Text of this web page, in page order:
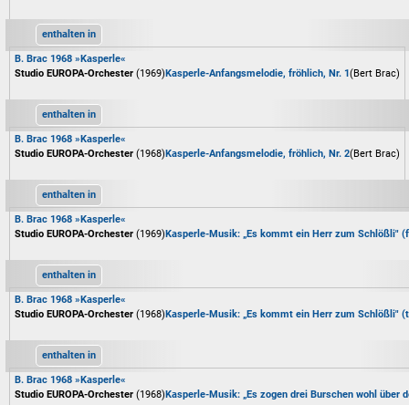
enthalten in
B. Brac 1968 »Kasperle«
Studio EUROPA-Orchester (1969)Kasperle-Anfangsmelodie, fröhlich, Nr. 1(Bert Brac)
enthalten in
B. Brac 1968 »Kasperle«
Studio EUROPA-Orchester (1968)Kasperle-Anfangsmelodie, fröhlich, Nr. 2(Bert Brac)
enthalten in
B. Brac 1968 »Kasperle«
Studio EUROPA-Orchester (1969)Kasperle-Musik: „Es kommt ein Herr zum Schlößli"
enthalten in
B. Brac 1968 »Kasperle«
Studio EUROPA-Orchester (1968)Kasperle-Musik: „Es kommt ein Herr zum Schlößli"
enthalten in
B. Brac 1968 »Kasperle«
Studio EUROPA-Orchester (1968)Kasperle-Musik: „Es zogen drei Burschen wohl über